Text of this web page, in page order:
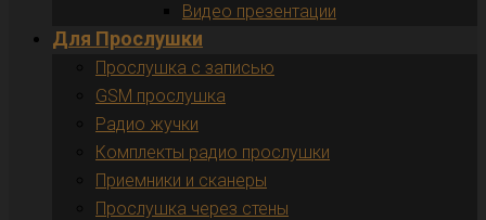
Видео презентации
Для Прослушки
Прослушка с записью
GSM прослушка
Радио жучки
Комплекты радио прослушки
Приемники и сканеры
Прослушка через стены